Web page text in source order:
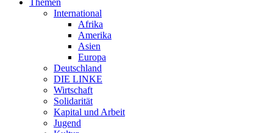
Themen
International
Afrika
Amerika
Asien
Europa
Deutschland
DIE LINKE
Wirtschaft
Solidarität
Kapital und Arbeit
Jugend